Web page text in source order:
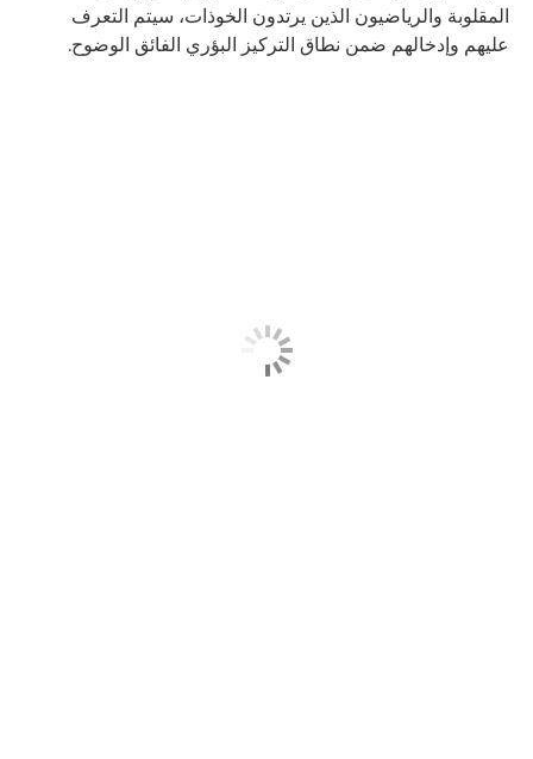
المقلوبة والرياضيون الذين يرتدون الخوذات، سيتم التعرف
عليهم وإدخالهم ضمن نطاق التركيز البؤري الفائق الوضوح.